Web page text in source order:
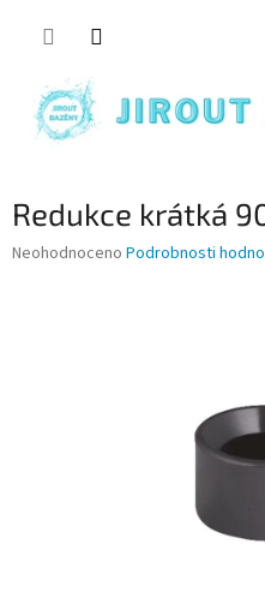
Redukce krátká
Průměrné hodnocení produktu je
Neohodnoceno Podrobnosti